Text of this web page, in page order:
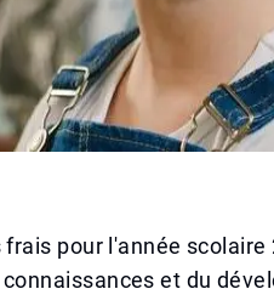
pour l'année scolaire
et du